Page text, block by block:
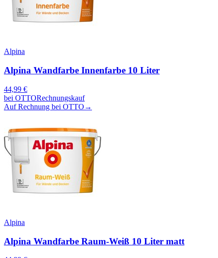
Alpina
Alpina Wandfarbe Innenfarbe 10 Liter
44,99 €
bei OTTORechnungskauf
Auf Rechnung bei OTTO →
Alpina
Alpina Wandfarbe Raum-Weiß 10 Liter matt